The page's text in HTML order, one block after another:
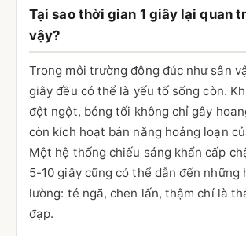
Tại sao thời gian 1 giây lại quan
vậy?
Trong môi trường đông đúc như sân
giây đều có thể là yếu tố sống còn.
đột ngột, bóng tối không chỉ gây
còn kích hoạt bản năng hoảng loạn
Một hệ thống chiếu sáng khẩn cấp
5-10 giây cũng có thể dẫn đến những
lường: té ngã, chen lấn, thậm chí là
đạp.